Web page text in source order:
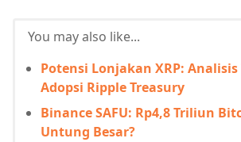
You may also like...
Potensi Lonjakan XRP:
Adopsi Ripple Treasury
Binance SAFU: Rp4,8 Triliun
Untung Besar?